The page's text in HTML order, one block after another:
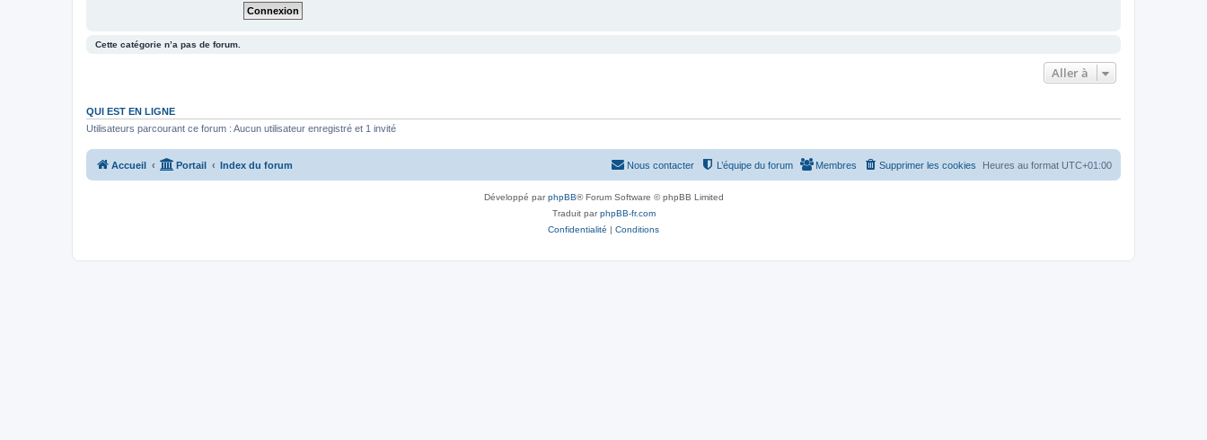
Cette catégorie n’a pas de forum.
Aller à
QUI EST EN LIGNE
Utilisateurs parcourant ce forum : Aucun utilisateur enregistré et 1 invité
Accueil Portail Index du forum Heures au format UTC+01:00
Supprimer les cookies
Membres
L’équipe du forum
Nous contacter
Développé parphpBB® Forum Software © phpBB Limited
Traduit parphpBB-fr.com
Confidentialité | Conditions